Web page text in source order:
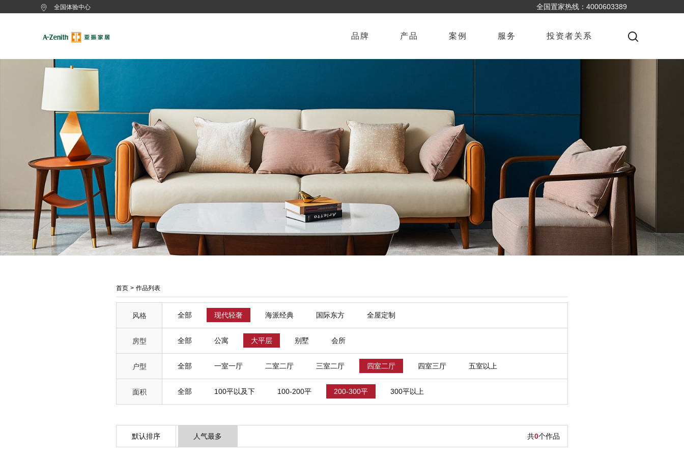
全国体验中心 全国置家热线：4000603389
品牌 产品 案例 服务 投资者关系
首页 > 作品列表
风格 全部 现代轻奢 海派经典 国际东方 全屋定制
房型 全部 公寓 大平层 别墅 会所
户型 全部 一室一厅 二室二厅 三室二厅 四室二厅 四室三厅 五室以上
面积 全部 100平以及下 100-200平 200-300平 300平以上
默认排序 人气最多 共0个作品